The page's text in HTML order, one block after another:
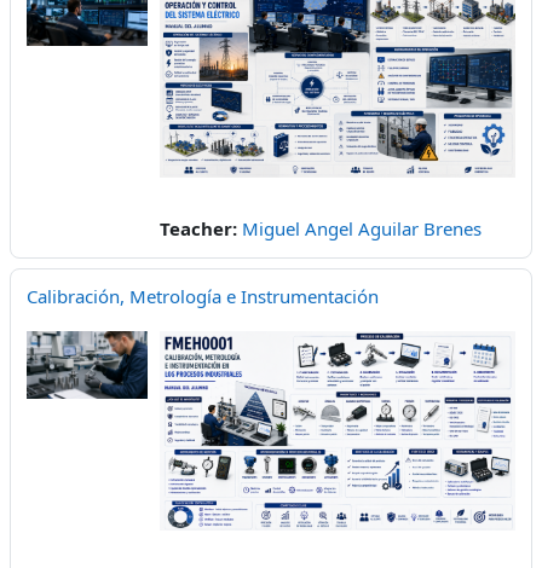
Teacher: Miguel Angel Aguilar Brenes
Calibración, Metrología e Instrumentación